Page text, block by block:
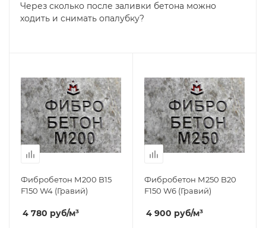
Через сколько после заливки бетона можно
ходить и снимать опалубку?
Фибробетон М200 B15
F150 W4 (Гравий)
4 780 руб/м³
Фибробетон М250 B20
F150 W6 (Гравий)
4 900 руб/м³